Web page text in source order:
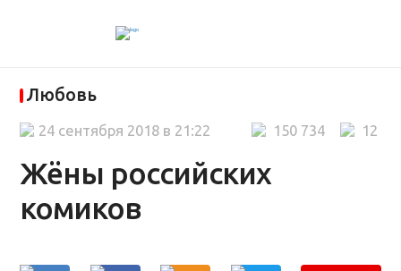
Любовь
Жёны российских
комиков
12
150 734
24 сентября 2018 в 21:22